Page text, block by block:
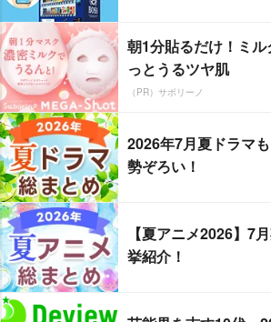
朝1分貼るだけ！ミ
っとうるツヤ肌
（PR）サボリーノ
2026年7月夏ドラマ
勢ぞろい！
【夏アニメ2026】7
挙紹介！